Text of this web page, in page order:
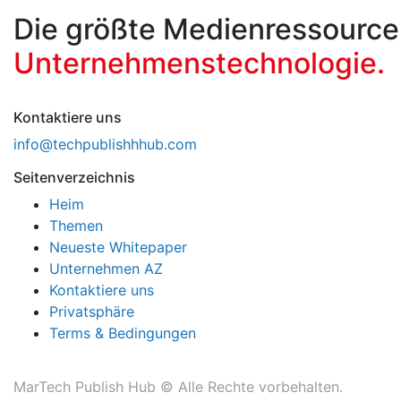
Die größte
Unternehmenstechnologie.
Kontaktiere uns
info@techpublishhhub.com
Seitenverzeichnis
Heim
Themen
Neueste Whitepaper
Unternehmen AZ
Kontaktiere uns
Privatsphäre
Terms & Bedingungen
MarTech Publish Hub © Alle Rechte vorbehalten.